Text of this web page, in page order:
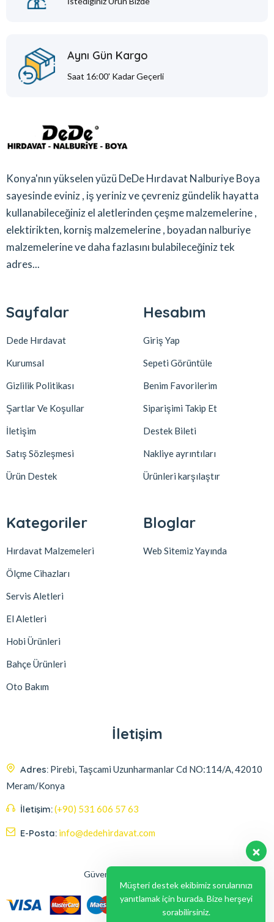
Aynı Gün Kargo
Saat 16:00' Kadar Geçerli
Konya'nın yükselen yüzü DeDe Hırdavat Nalburiye Boya
sayesinde eviniz , iş yeriniz ve çevreniz gündelik hayatta
kullanabileceğiniz el aletlerinden çeşme malzemelerine ,
elektirikten, korniş malzemelerine , boyadan nalburiye
malzemelerine ve daha fazlasını bulabileceğiniz tek
adres...
Sayfalar
Dede Hırdavat
Kurumsal
Gizlilik Politikası
Şartlar Ve Koşullar
İletişim
Satış Sözleşmesi
Ürün Destek
Hesabım
Giriş Yap
Sepeti Görüntüle
Benim Favorilerim
Siparişimi Takip Et
Destek Bileti
Nakliye ayrıntıları
Ürünleri karşılaştır
Kategoriler
Hırdavat Malzemeleri
Ölçme Cihazları
Servis Aletleri
El Aletleri
Hobi Ürünleri
Bahçe Ürünleri
Oto Bakım
Bloglar
Web Sitemiz Yayında
İletişim
Adres: Pirebi, Taşcami Uzunharmanlar Cd NO:114/A, 42010
Meram/Konya
İletişim:(+90) 531 606 57 63
E-Posta: info@dedehirdavat.com
Güvenli Ödeme Seçenekleri
Müşteri destek ekibimiz sorularınızı
yanıtlamak için burada. Bize herşeyi
sorabilirsiniz.